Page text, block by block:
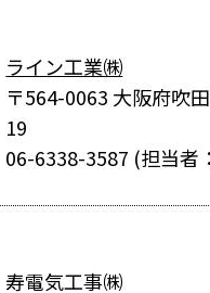
ライン工業㈱
〒564-0063 大阪府吹
19
06-6338-3587 (担当者
寿電気工事㈱